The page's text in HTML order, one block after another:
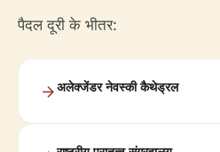
पैदल दूरी के भीतर:
अलेक्जेंडर नेवस्की कैथेड्रल